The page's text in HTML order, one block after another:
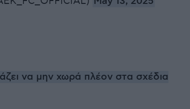
να μην χωρά πλέον στα σχέδια